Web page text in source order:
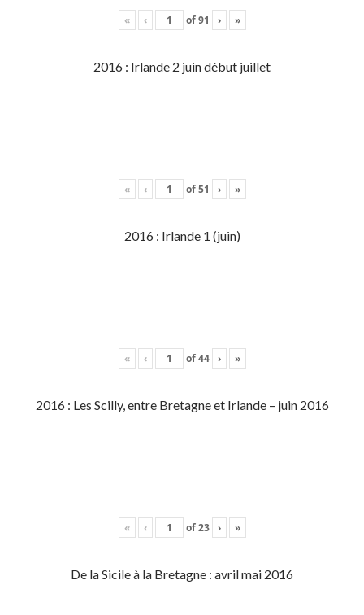
« ‹ of91 › »
2016 : Irlande 2 juin début juillet
« ‹ of51 › »
2016 : Irlande 1 (juin)
« ‹ of44 › »
2016 : Les Scilly, entre Bretagne et Irlande – juin 2016
« ‹ of23 › »
De la Sicile à la Bretagne : avril mai 2016